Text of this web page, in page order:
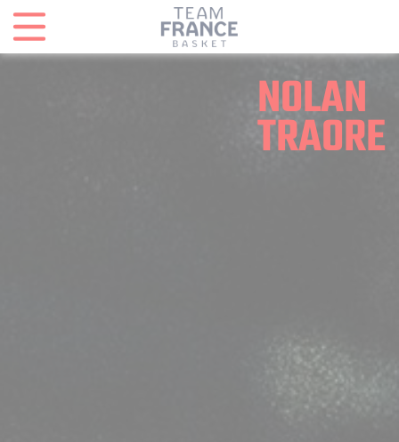
NOLAN
TRAORE
Panneau de gestion des cookies